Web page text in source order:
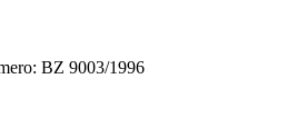
BZ 9003/1996